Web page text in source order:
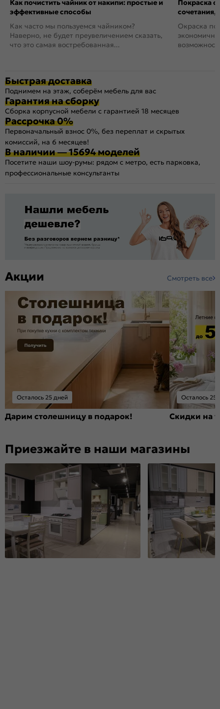
Как почистить чайник от накипи: простые и
эффективные способы
Как часто мы пользуемся чайником?
Наверно, не будет преувеличением сказать,
что это самая востребованная...
Покраска
сочетания,
Окраска
Быстрая доставка
Поднимем на этаж, соберём мебель для вас
Гарантия на сборку
Сборка корпусной мебели с гарантией 18 месяцев
Рассрочка 0%
Первоначальный взнос 0%, без переплат и скрытых
комиссий, на 6 месяцев!
В наличии — 15694 моделей
Посетите наши шоу-румы: рядом с метро, есть парковка,
профессиональные консультанты
Акции Смотреть все
Осталось 25 дней
Дарим столешницу в подарок!
Осталось 25
Скидки на
Приезжайте в наши магазины